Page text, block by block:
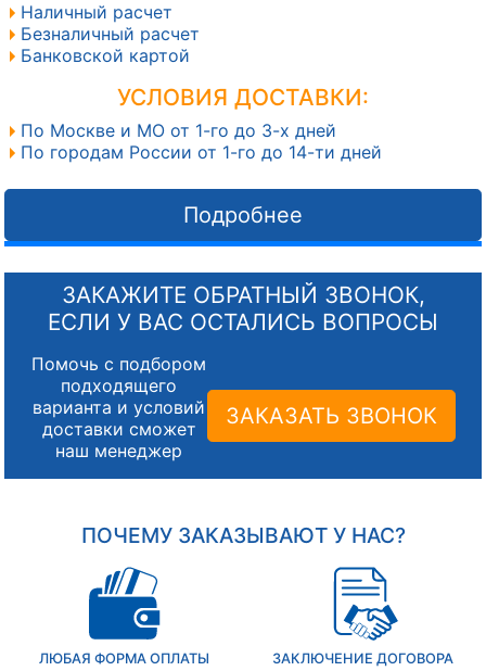
Наличный расчет
Безналичный расчет
Банковской картой
УСЛОВИЯ ДОСТАВКИ:
По Москве и МО от 1-го до 3-х дней
По городам России от 1-го до 14-ти дней
Подробнее
ЗАКАЖИТЕ ОБРАТНЫЙ ЗВОНОК,
ЕСЛИ У ВАС ОСТАЛИСЬ ВОПРОСЫ
Помочь с подбором
подходящего
варианта и условий
доставки сможет
наш менеджер
ЗАКАЗАТЬ ЗВОНОК
ПОЧЕМУ ЗАКАЗЫВАЮТ У НАС?
ЛЮБАЯ ФОРМА ОПЛАТЫ ЗАКЛЮЧЕНИЕ ДОГОВОРА